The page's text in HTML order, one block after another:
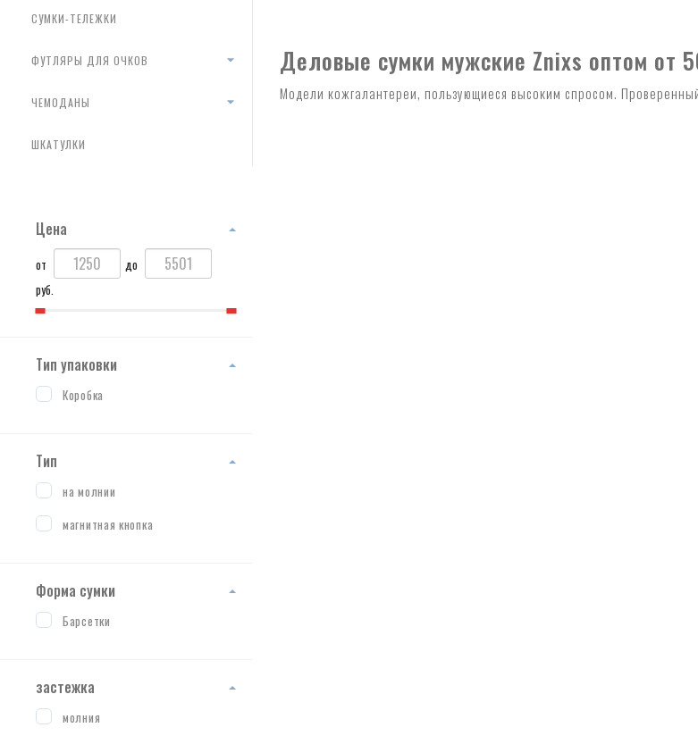
СУМКИ-ТЕЛЕЖКИ
ФУТЛЯРЫ ДЛЯ ОЧКОВ
ЧЕМОДАНЫ
ШКАТУЛКИ
Цена
от
до
руб.
Тип упаковки
Коробка
Тип
на молнии
магнитная кнопка
Форма сумки
Барсетки
застежка
молния
Деловые сумки мужские Znixs оптом от
Модели кожгалантереи, пользующиеся высоким спросом.